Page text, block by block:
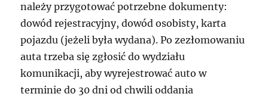
należy przygotować potrzebne dokumenty:
dowód rejestracyjny, dowód osobisty, karta
pojazdu (jeżeli była wydana). Po zezłomowaniu
auta trzeba się zgłosić do wydziału
komunikacji, aby wyrejestrować auto w
terminie do 30 dni od chwili oddania